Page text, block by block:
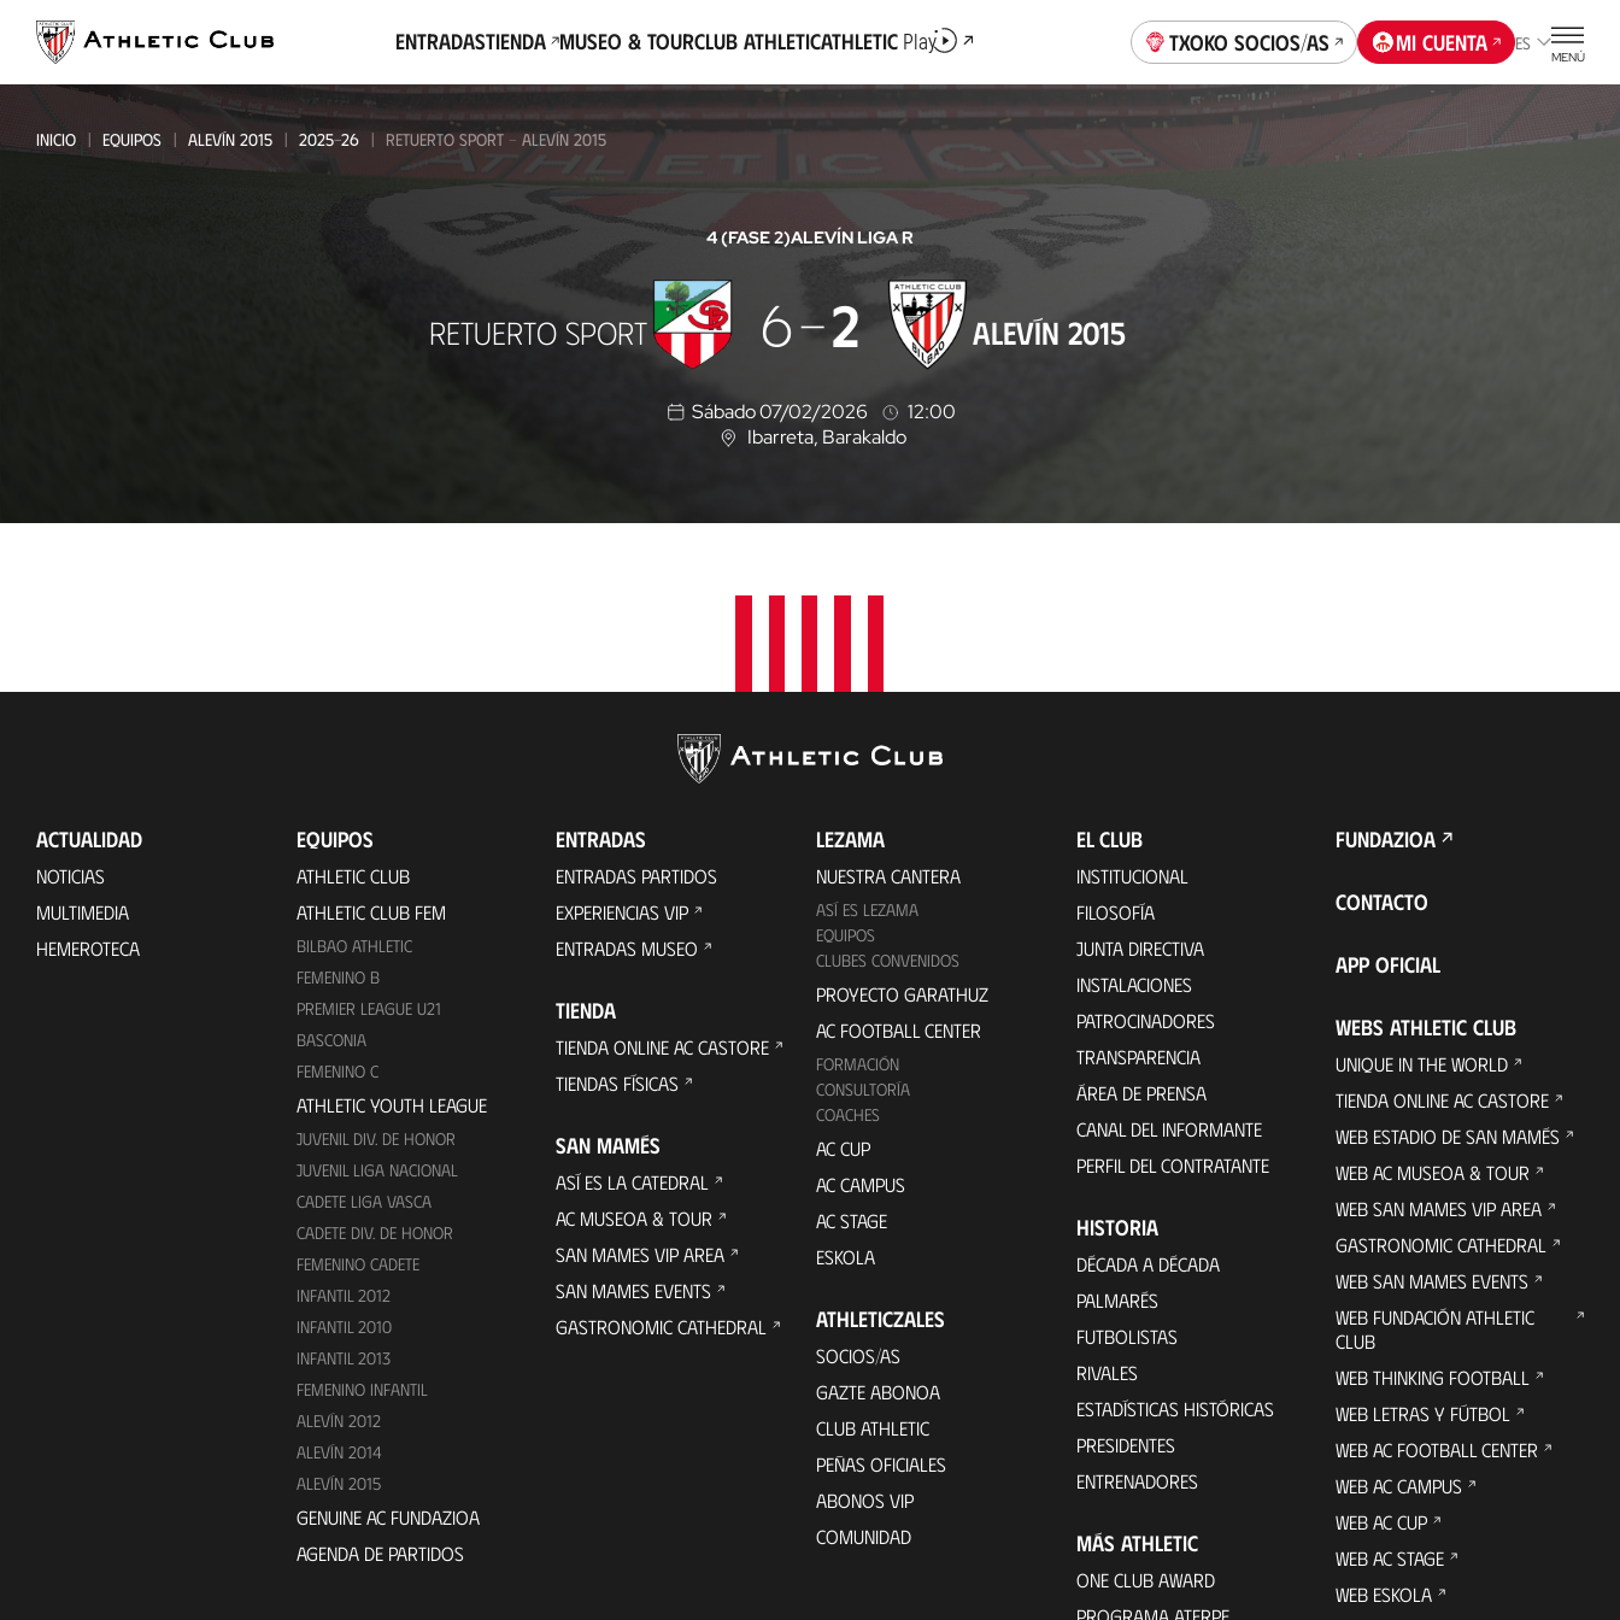
contenido
principal
EntradasTienda Museo & TourClub AthleticAthletic Play Txoko socios/as Mi cuenta ES
MENÚ
INICIO EQUIPOS ALEVÍN 2015 2025-26 RETUERTO SPORT - ALEVÍN 2015
4 (FASE 2)ALEVÍN LIGA R
RETUERTO SPORT 6 2 ALEVÍN 2015
Sábado 07/02/2026
12:00
U
c
i
Ibarreta, Barakaldo
ACTUALIDAD
NOTICIAS
MULTIMEDIA
HEMEROTECA
EQUIPOS
ATHLETIC CLUB
ATHLETIC CLUB FEM
BILBAO ATHLETIC
FEMENINO B
PREMIER LEAGUE U21
BASCONIA
FEMENINO C
ATHLETIC YOUTH LEAGUE
JUVENIL DIV. DE HONOR
JUVENIL LIGA NACIONAL
CADETE LIGA VASCA
CADETE DIV. DE HONOR
FEMENINO CADETE
INFANTIL 2012
INFANTIL 2010
INFANTIL 2013
FEMENINO INFANTIL
ALEVÍN 2012
ALEVÍN 2014
ALEVÍN 2015
GENUINE AC FUNDAZIOA
AGENDA DE PARTIDOS
ENTRADAS
ENTRADAS PARTIDOS
EXPERIENCIAS VIP
ENTRADAS MUSEO
TIENDA
TIENDA ONLINE AC CASTORE
TIENDAS FÍSICAS
SAN MAMÉS
ASÍ ES LA CATEDRAL
AC MUSEOA & TOUR
SAN MAMES VIP AREA
SAN MAMES EVENTS
GASTRONOMIC CATHEDRAL
LEZAMA
NUESTRA CANTERA
ASÍ ES LEZAMA
EQUIPOS
CLUBES CONVENIDOS
PROYECTO GARATHUZ
AC FOOTBALL CENTER
FORMACIÓN
CONSULTORÍA
COACHES
AC CUP
AC CAMPUS
AC STAGE
ESKOLA
ATHLETICZALES
SOCIOS/AS
GAZTE ABONOA
CLUB ATHLETIC
PEÑAS OFICIALES
ABONOS VIP
COMUNIDAD
EL CLUB
INSTITUCIONAL
FILOSOFÍA
JUNTA DIRECTIVA
INSTALACIONES
PATROCINADORES
TRANSPARENCIA
ÁREA DE PRENSA
CANAL DEL INFORMANTE
PERFIL DEL CONTRATANTE
HISTORIA
DÉCADA A DÉCADA
PALMARÉS
FUTBOLISTAS
RIVALES
ESTADÍSTICAS HISTÓRICAS
PRESIDENTES
ENTRENADORES
MÁS ATHLETIC
ONE CLUB AWARD
FUNDAZIOA
CONTACTO
APP OFICIAL
WEBS ATHLETIC CLUB
UNIQUE IN THE WORLD
TIENDA ONLINE AC CASTORE
WEB ESTADIO DE SAN MAMÉS
WEB AC MUSEOA & TOUR
WEB SAN MAMES VIP AREA
GASTRONOMIC CATHEDRAL
WEB SAN MAMES EVENTS
WEB FUNDACIÓN ATHLETIC
CLUB
WEB THINKING FOOTBALL
WEB LETRAS Y FÚTBOL
WEB AC FOOTBALL CENTER
WEB AC CAMPUS
WEB AC CUP
WEB AC STAGE
WEB ESKOLA